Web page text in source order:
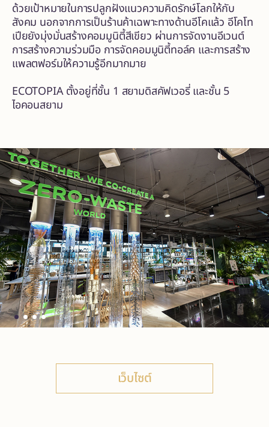
ด้วยเป้าหมายในการปลูกฝังแนวความคิดรักษ์โลกให้กับ
สังคม นอกจากการเป็นร้านค้าเฉพาะทางด้านอีโคแล้ว อีโคโท
เปียยังมุ่งมั่นสร้างคอมมูนิตี้สีเขียว ผ่านการจัดงานอีเวนต์
การสร้างความร่วมมือ การจัดคอมมูนิตี้ทอล์ค และการสร้าง
แพลตฟอร์มให้ความรู้อีกมากมาย
ECOTOPIA ตั้งอยู่ที่ชั้น 1 สยามดิสคัฟเวอรี่ และชั้น 5
ไอคอนสยาม
เว็บไซต์